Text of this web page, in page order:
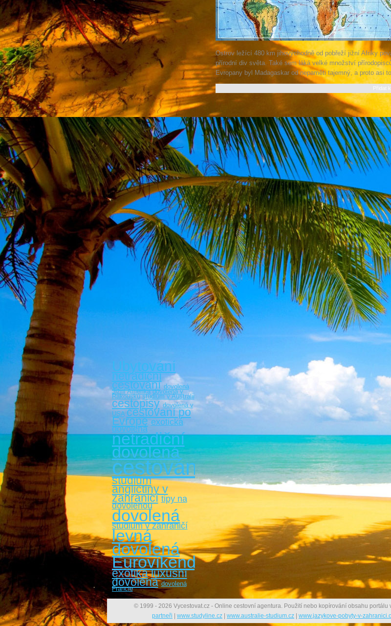
Ubytování
netradiční
cestování dovolená
Jižní Amerika dovolená v
Rakousku studium v Austrálii
cestopisy dovolená v
USA cestovaní po
Evropě exotická
dovolená
netradiční
dovolená
cestování
studium
angličtiny v
zahraničí tipy na
dovolenou
dovolená
studium v zahraničí
levná
dovolená
Eurovíkendy
exotika luxusní
dovolená dovolená
Francie
Ostrov ležící 480 km jihovýchodně od pobřeží jižní Afriky
přírodní div světa. Také sem láká velké množství
Evropany byl Madagaskar od nepaměti tajemný, a proto asi
Přidat
© 1999 - 2026 Vycestovat.cz - Online cestovní agentura. Použití nebo kopírování obsahu
partneři
www.studyline.cz www.australie-studium.cz www.jazykove-pobyty-v-